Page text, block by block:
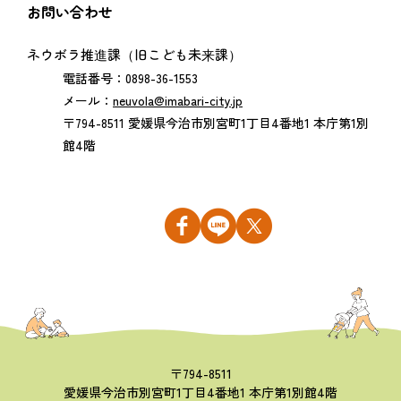
お問い合わせ
ネウボラ推進課（旧こども未来課）
電話番号：0898-36-1553
メール： neuvola@imabari-city.jp
〒794-8511 愛媛県今治市別宮町1丁目4番地1 本庁第1別
館4階
〒794-8511
愛媛県今治市別宮町1丁目4番地1 本庁第1別館4階